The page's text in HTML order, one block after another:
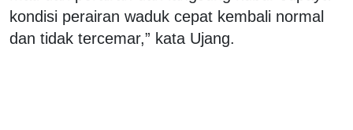
kondisi perairan waduk cepat kembali normal
dan tidak tercemar,” kata Ujang.